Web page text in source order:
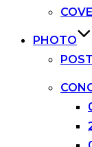
PHOTO